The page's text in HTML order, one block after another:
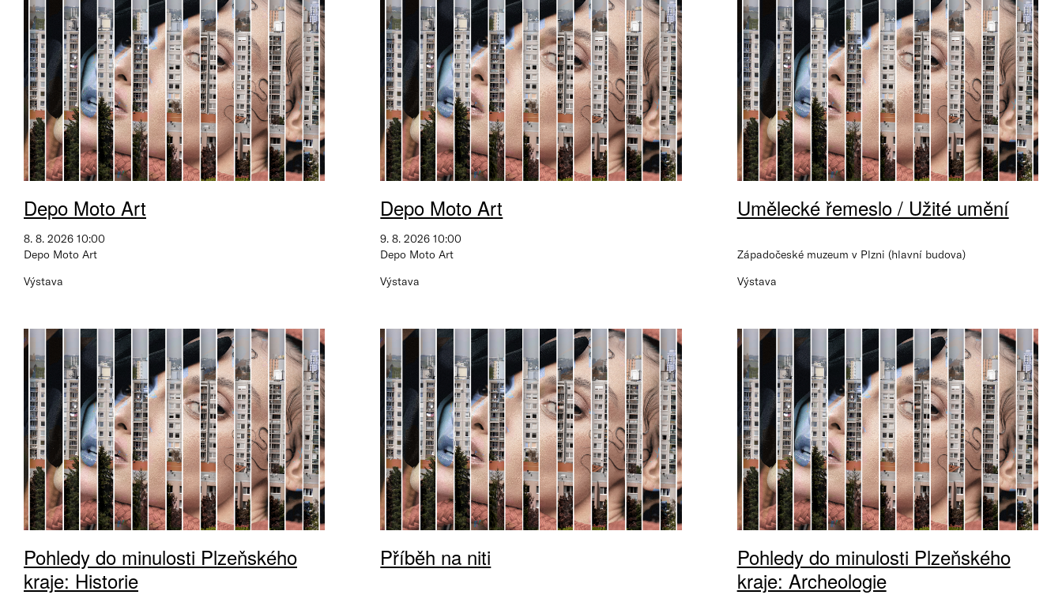
Depo Moto Art
8. 8. 2026 10:00
Depo Moto Art
Výstava
Depo Moto Art
9. 8. 2026 10:00
Depo Moto Art
Výstava
Umělecké řemeslo / Užité umění
Západočeské muzeum v Plzni (hlavní budova)
Výstava
Pohledy do minulosti Plzeňského
kraje: Historie
Příběh na niti
Pohledy do minulosti Plzeňského
kraje: Archeologie